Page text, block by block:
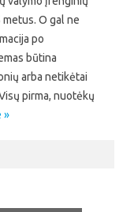
O gal ne
po
būtina
arba netikėtai
pirma, nuotėkų
»